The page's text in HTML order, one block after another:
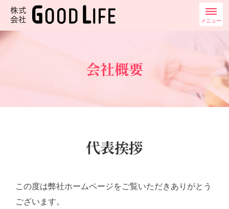
メニュー
会社概要
代表挨拶
この度は弊社ホームページをご覧いただきありがとう
ございます。